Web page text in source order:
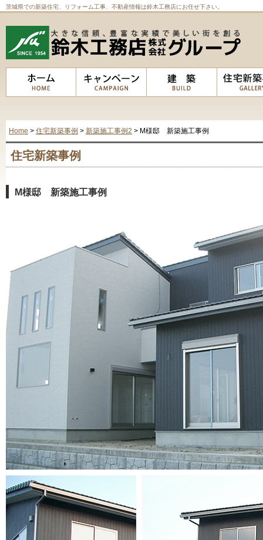
茨城県での新築住宅、リフォーム工事、不動産情報は鈴木工務店にお任せ下さい。
Home > 住宅新築事例 > 新築施工事例2 > M様邸 新築施工事例
住宅新築事例
M様邸 新築施工事例